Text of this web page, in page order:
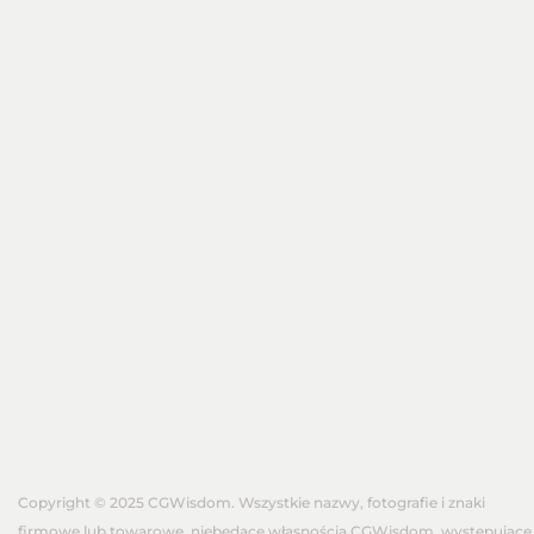
Copyright © 2025 CGWisdom. Wszystkie nazwy, fotografie i znaki